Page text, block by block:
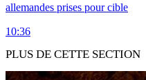
allemandes prises pour cible
10:36
PLUS DE CETTE SECTION